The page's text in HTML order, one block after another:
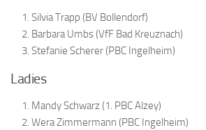
Silvia Trapp (BV Bollendorf)
Barbara Umbs (VfF Bad Kreuznach)
Stefanie Scherer (PBC Ingelheim)
Ladies
Mandy Schwarz (1. PBC Alzey)
Wera Zimmermann (PBC Ingelheim)